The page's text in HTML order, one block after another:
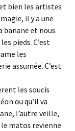
bien les artistes
il y a une
banane et nous
pieds. C’est
les
assumée. C’est
les soucis
ou qu’il va
l’autre veille,
matos revienne